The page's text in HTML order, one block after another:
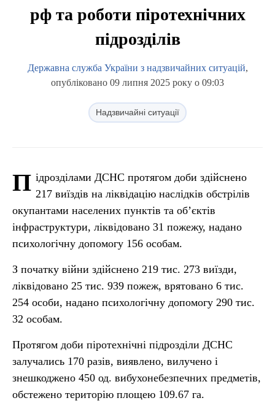
рф та роботи піротехнічних
підрозділів
Державна служба України з надзвичайних ситуацій,
опубліковано 09 липня 2025 року о 09:03
Надзвичайні ситуації
П ідрозділами ДСНС протягом доби здійснено
217 виїздів на ліквідацію наслідків обстрілів
окупантами населених пунктів та об’єктів
інфраструктури, ліквідовано 31 пожежу, надано
психологічну допомогу 156 особам.
З початку війни здійснено 219 тис. 273 виїзди,
ліквідовано 25 тис. 939 пожеж, врятовано 6 тис.
254 особи, надано психологічну допомогу 290 тис.
32 особам.
Протягом доби піротехнічні підрозділи ДСНС
залучались 170 разів, виявлено, вилучено і
знешкоджено 450 од. вибухонебезпечних предметів,
обстежено територію площею 109.67 га.